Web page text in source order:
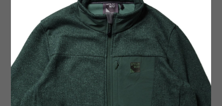
【MILITARY DEADSTOCK ミ
リタリーデッドストック】DE
ADSTOCK CANADIAN MIL...
【INDIAN JEWELRY(インデ
ィアンジュエリー)】2種類
【TOPO DESIGNS(トポデ...